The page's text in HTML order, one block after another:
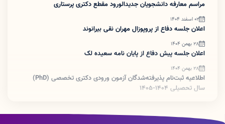
مراسم معارفه دانشجویان جدیدالورود مقطع دکتری پرستاری
02 اسفند 1404
اعلان جلسه دفاع از پروپوزال مهران نقی بیرانوند
28 بهمن 1404
اعلان جلسه پیش دفاع از پایان نامه سعیده لک
28 بهمن 1404
اطلاعیه ثبت‌نام پذیرفته‌شدگان آزمون ورودی دکتری تخصصی (PhD)
سال تحصیلی 1404-1405
برگزاری نخستین آزمون جامع دکترای پرستاری ورودی بهمن ۱۴۰۴